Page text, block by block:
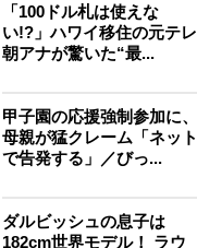
「100ドル札は使えな
い!?」ハワイ移住の元テレ
朝アナが驚いた“最...
甲子園の応援強制参加に、
母親が猛クレーム「ネット
で告発する」／びっ...
ダルビッシュの息子は
182cm世界モデル！ ラウ